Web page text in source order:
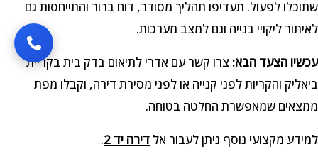
שתוכלו לפעול. תעדיפו תהליך מסודר, דוח ברור והתייחסות גם
לאיתור ליקויי בנייה וגם למצב מערכות.
עכשיו הצעד הבא: צרו קשר עם אדרי לתיאום בדק בית בקריית
ביאליק והקריות לפני קנייה או לפני מסירת דירה, וקבלו מפת
ממצאים שמאפשרת החלטה בטוחה.
למידע מקצועי נוסף ניתן לעבור אל דירה יד 2 .